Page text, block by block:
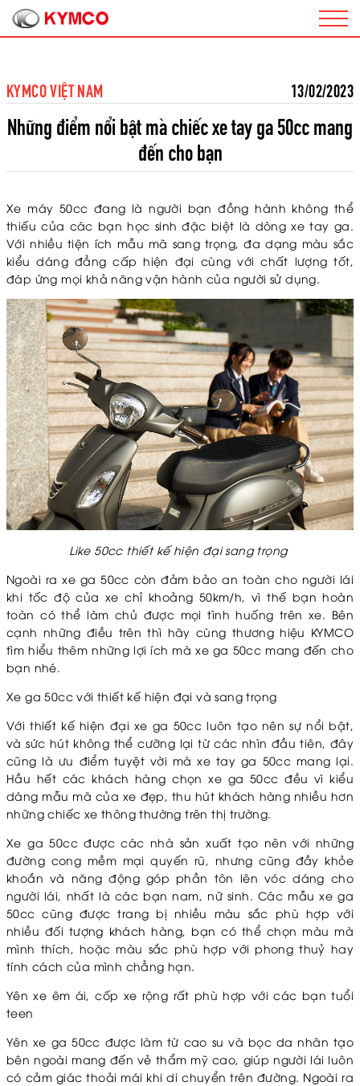
KYMCO VIỆT NAM 13/02/2023
Những điểm nổi bật mà chiếc xe tay ga 50cc mang
đến cho bạn
Xe máy 50cc đang là người bạn đồng hành không thể
thiếu của các bạn học sinh đặc biệt là dòng xe tay ga.
Với nhiều tiện ích mẫu mã sang trọng, đa dạng màu sắc
kiểu dáng đẳng cấp hiện đại cùng với chất lượng tốt,
đáp ứng mọi khả năng vận hành của người sử dụng.
Like 50cc thiết kế hiện đại sang trọng
Ngoài ra xe ga 50cc còn đảm bảo an toàn cho người lái
khi tốc độ của xe chỉ khoảng 50km/h, vì thế bạn hoàn
toàn có thể làm chủ được mọi tình huống trên xe. Bên
cạnh những điều trên thì hãy cùng thương hiệu KYMCO
tìm hiểu thêm những lợi ích mà xe ga 50cc mang đến cho
bạn nhé.
Xe ga 50cc với thiết kế hiện đại và sang trọng
Với thiết kế hiện đại xe ga 50cc luôn tạo nên sự nổi bật,
và sức hút không thể cưỡng lại từ các nhìn đầu tiên, đây
cũng là ưu điểm tuyệt vời mà xe tay ga 50cc mang lại.
Hầu hết các khách hàng chọn xe ga 50cc đều vì kiểu
dáng mẫu mã của xe đẹp, thu hút khách hàng nhiều hơn
những chiếc xe thông thường trên thị trường.
Xe ga 50cc được các nhà sản xuất tạo nên với những
đường cong mềm mại quyến rũ, nhưng cũng đầy khỏe
khoắn và năng động góp phần tôn lên vóc dáng cho
người lái, nhất là các bạn nam, nữ sinh. Các mẫu xe ga
50cc cũng được trang bị nhiều màu sắc phù hợp với
nhiều đối tượng khách hàng, bạn có thể chọn màu mà
mình thích, hoặc màu sắc phù hợp với phong thuỷ hay
tính cách của mình chẳng hạn.
Yên xe êm ái, cốp xe rộng rất phù hợp với các bạn tuổi
teen
Yên xe ga 50cc được làm từ cao su và bọc da nhân tạo
bên ngoài mang đến vẻ thẩm mỹ cao, giúp người lái luôn
có cảm giác thoải mái khi di chuyển trên đường. Ngoài ra